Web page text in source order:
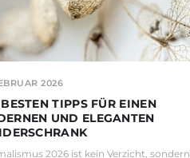
2026
TIPPS FÜR EINEN
UND ELEGANTEN
2026 ist kein Verzicht, sondern